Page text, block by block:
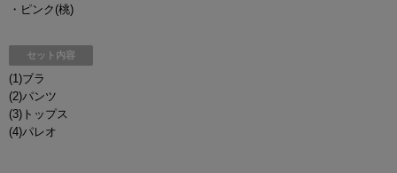
・ピンク(桃)
セット内容
(1)ブラ
(2)パンツ
(3)トップス
(4)パレオ